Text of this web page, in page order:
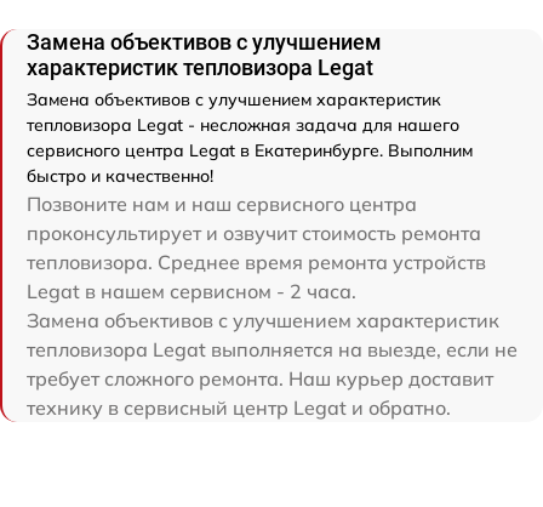
Замена объективов с улучшением
характеристик тепловизора Legat
Замена объективов с улучшением характеристик
тепловизора Legat - несложная задача для нашего
сервисного центра Legat в Екатеринбурге. Выполним
быстро и качественно!
Позвоните нам и наш сервисного центра
проконсультирует и озвучит стоимость ремонта
тепловизора. Среднее время ремонта устройств
Legat в нашем сервисном - 2 часа.
Замена объективов с улучшением характеристик
тепловизора Legat выполняется на выезде, если не
требует сложного ремонта. Наш курьер доставит
технику в сервисный центр Legat и обратно.